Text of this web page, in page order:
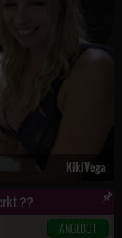
KikiVega
??
ANGEBOT